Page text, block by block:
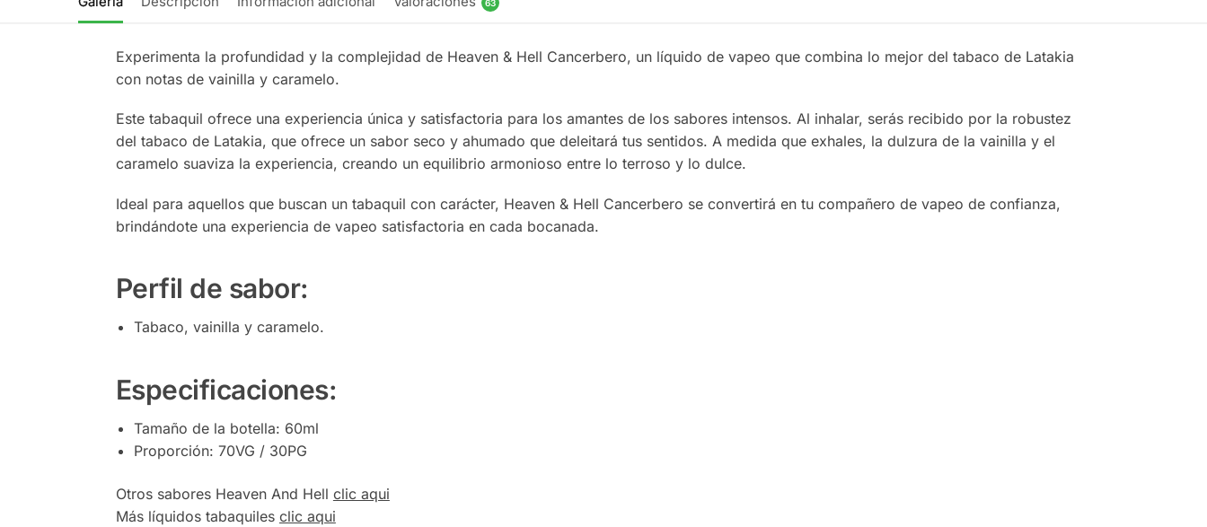
63
Experimenta la profundidad y la complejidad de Heaven & Hell Cancerbero, un líquido de vapeo que combina lo mejor del tabaco de Latakia
con notas de vainilla y caramelo.
Este tabaquil ofrece una experiencia única y satisfactoria para los amantes de los sabores intensos. Al inhalar, serás recibido por la robustez
del tabaco de Latakia, que ofrece un sabor seco y ahumado que deleitará tus sentidos. A medida que exhales, la dulzura de la vainilla y el
caramelo suaviza la experiencia, creando un equilibrio armonioso entre lo terroso y lo dulce.
Ideal para aquellos que buscan un tabaquil con carácter, Heaven & Hell Cancerbero se convertirá en tu compañero de vapeo de confianza,
brindándote una experiencia de vapeo satisfactoria en cada bocanada.
Perfil de sabor:
Tabaco, vainilla y caramelo.
Especificaciones:
Tamaño de la botella: 60ml
Proporción: 70VG / 30PG
Otros sabores Heaven And Hell clic aqui
Más líquidos tabaquiles clic aqui